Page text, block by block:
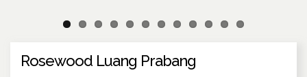
Rosewood Luang Prabang